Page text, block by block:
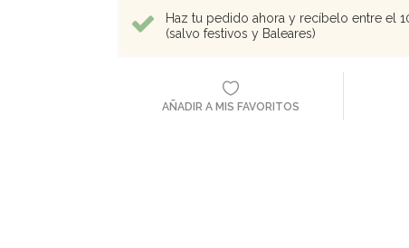
Haz tu pedido ahora y recíbelo entre el
(salvo festivos y Baleares)
AÑADIR A MIS FAVORITOS